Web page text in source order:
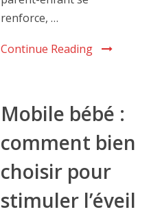
renforce, …
Continue Reading
Mobile bébé :
comment bien
choisir pour
stimuler l’éveil